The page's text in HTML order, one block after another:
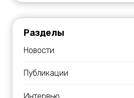
Разделы
Новости
Публикации